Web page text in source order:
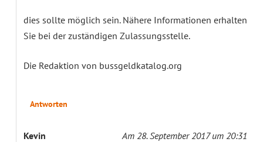
dies sollte möglich sein. Nähere Informationen erhalten
Sie bei der zuständigen Zulassungsstelle.
Die Redaktion von bussgeldkatalog.org
Antworten
Kevin Am 28. September 2017 um 20:31